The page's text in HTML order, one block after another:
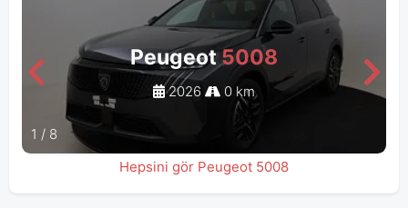
Peugeot5008
2026 0 km
1 / 8
Hepsini gör Peugeot 5008